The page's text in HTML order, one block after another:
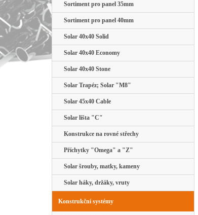
Sortiment pro panel 35mm
Sortiment pro panel 40mm
Solar 40x40 Solid
Solar 40x40 Economy
Solar 40x40 Stone
Solar Trapéz; Solar "M8"
Solar 45x40 Cable
Solar lišta "C"
Konstrukce na rovné střechy
Příchytky "Omega" a "Z"
Solar šrouby, matky, kameny
Solar háky, držáky, vruty
Konstrukční systémy